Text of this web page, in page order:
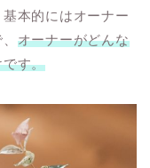
本的にはオーナー
オーナーがどんな
です。